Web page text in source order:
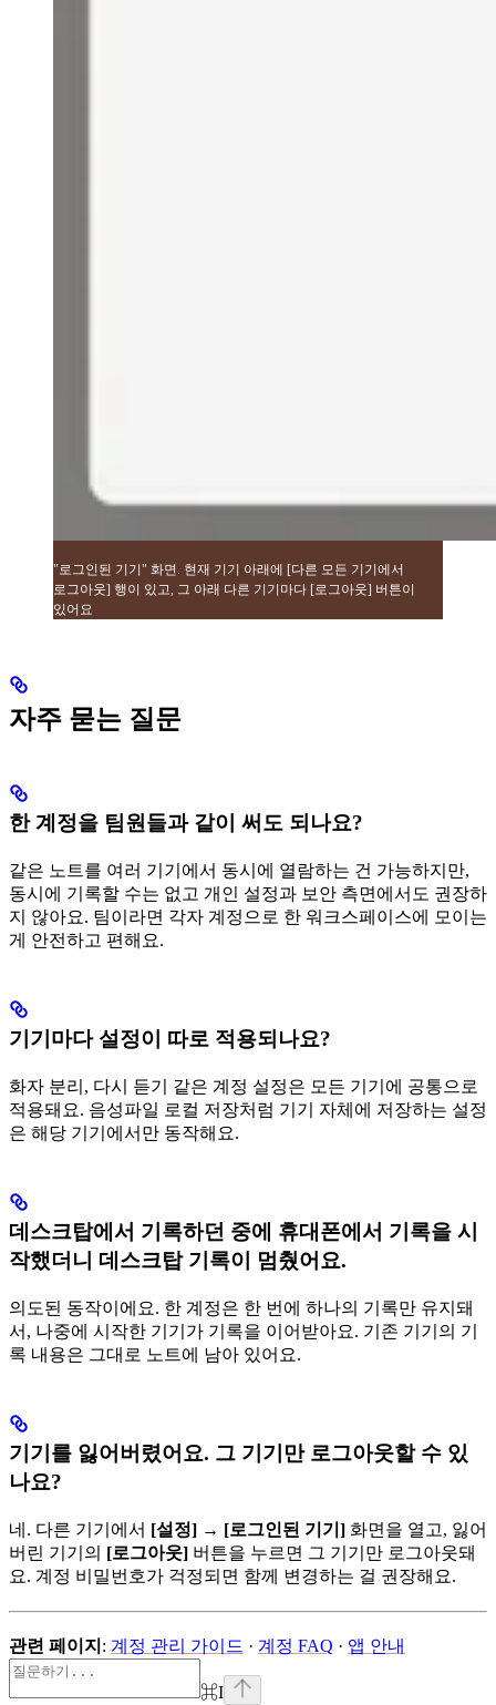
"로그인된 기기" 화면. 현재 기기 아래에 [다른 모든 기기에서
로그아웃] 행이 있고, 그 아래 다른 기기마다 [로그아웃] 버튼이
있어요
자주 묻는 질문
한 계정을 팀원들과 같이 써도 되나요?
같은 노트를 여러 기기에서 동시에 열람하는 건 가능하지만,
동시에 기록할 수는 없고 개인 설정과 보안 측면에서도 권장하
지 않아요. 팀이라면 각자 계정으로 한 워크스페이스에 모이는
게 안전하고 편해요.
기기마다 설정이 따로 적용되나요?
화자 분리, 다시 듣기 같은 계정 설정은 모든 기기에 공통으로
적용돼요. 음성파일 로컬 저장처럼 기기 자체에 저장하는 설정
은 해당 기기에서만 동작해요.
데스크탑에서 기록하던 중에 휴대폰에서 기록을 시
작했더니 데스크탑 기록이 멈췄어요.
의도된 동작이에요. 한 계정은 한 번에 하나의 기록만 유지돼
서, 나중에 시작한 기기가 기록을 이어받아요. 기존 기기의 기
록 내용은 그대로 노트에 남아 있어요.
기기를 잃어버렸어요. 그 기기만 로그아웃할 수 있
나요?
네. 다른 기기에서 [설정] → [로그인된 기기] 화면을 열고, 잃어
버린 기기의 [로그아웃] 버튼을 누르면 그 기기만 로그아웃돼
요. 계정 비밀번호가 걱정되면 함께 변경하는 걸 권장해요.
관련 페이지 : 계정 관리 가이드 · 계정 FAQ · 앱 안내
⌘I